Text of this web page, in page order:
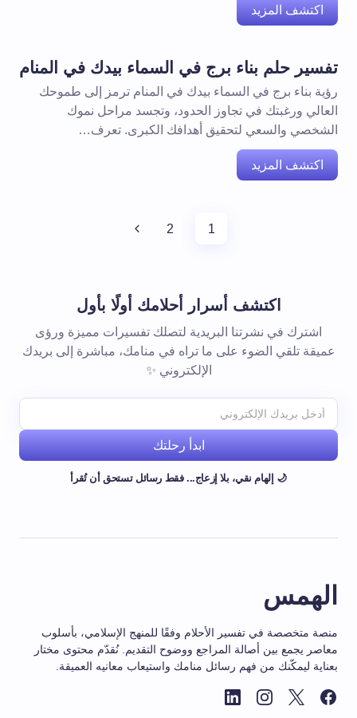
اكتشف المزيد
تفسير حلم بناء برج في السماء بيدك في المنام
رؤية بناء برج في السماء بيدك في المنام ترمز إلى طموحك
العالي ورغبتك في تجاوز الحدود، وتجسد مراحل نموك
الشخصي والسعي لتحقيق أهدافك الكبرى. تعرف…
اكتشف المزيد
1
2
اكتشف أسرار أحلامك أولًا بأول
اشترك في نشرتنا البريدية لتصلك تفسيرات مميزة ورؤى
عميقة تلقي الضوء على ما تراه في منامك، مباشرة إلى بريدك
الإلكتروني ✨
ابدأ رحلتك
🌙 إلهام نقي، بلا إزعاج... فقط رسائل تستحق أن تُقرأ
الهمس
منصة متخصصة في تفسير الأحلام وفقًا للمنهج الإسلامي، بأسلوب
معاصر يجمع بين أصالة المراجع ووضوح التقديم. نُقدّم محتوى مختار
بعناية ليمكّنك من فهم رسائل منامك واستيعاب معانيه العميقة.